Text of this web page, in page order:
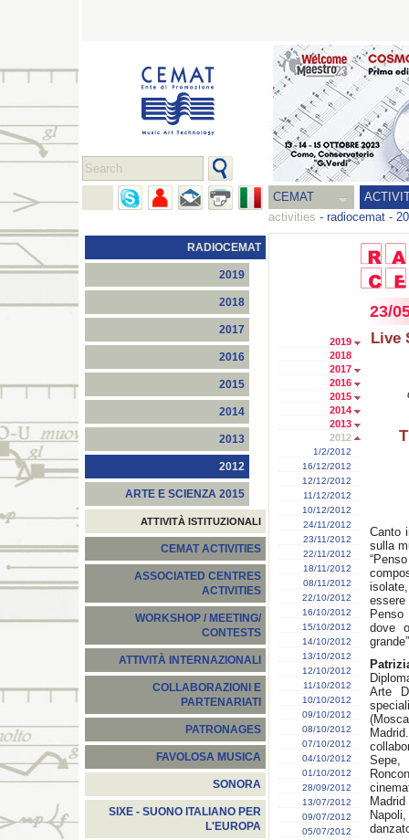
CEMAT
activities - radiocemat -
RADIOCEMAT
2019
2018
2017
2016
2015
2014
2013
2012
ARTE E SCIENZA 2015
ATTIVITÀ ISTITUZIONALI
CEMAT ACTIVITIES
ASSOCIATED CENTRES
ACTIVITIES
WORKSHOP / MEETING/
CONTESTS
ATTIVITÀ INTERNAZIONALI
COLLABORAZIONI E
PARTENARIATI
PATRONAGES
FAVOLOSA MUSICA
SONORA
SIXE - SUONO ITALIANO PER
L'EUROPA
2019
2018
2017
2016
2015
2014
2013
2012
1/2/2012
16/12/2012
12/12/2012
11/12/2012
10/12/2012
24/11/2012
23/11/2012
22/11/2012
18/11/2012
08/11/2012
22/10/2012
16/10/2012
15/10/2012
14/10/2012
13/10/2012
12/10/2012
11/10/2012
10/10/2012
09/10/2012
08/10/2012
07/10/2012
04/10/2012
01/10/2012
28/09/2012
13/07/2012
09/07/2012
05/07/2012
23/
Live
Canto
sulla
dove
Arte
Sepe,